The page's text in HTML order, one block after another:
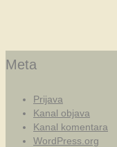
Meta
Prijava
Kanal objava
Kanal komentara
WordPress.org